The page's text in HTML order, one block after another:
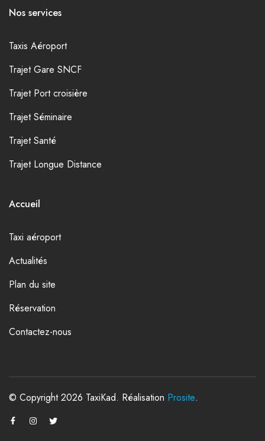
Nos services
Taxis Aéroport
Trajet Gare SNCF
Trajet Port croisière
Trajet Séminaire
Trajet Santé
Trajet Longue Distance
Accueil
Taxi aéroport
Actualités
Plan du site
Réservation
Contactez-nous
© Copyright 2026 TaxiKad. Réalisation Prosite.